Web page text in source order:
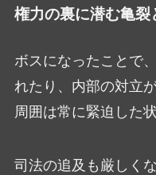
権力の裏に潜む亀裂
ボスになったことで
れたり、内部の対立
周囲は常に緊迫した
司法の追及も厳しく